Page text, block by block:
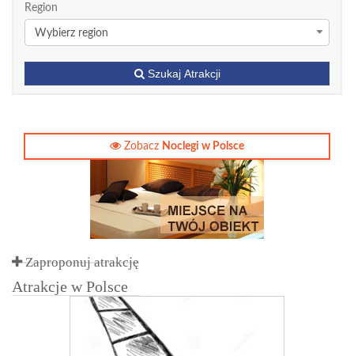
Region
Wybierz region
Szukaj Atrakcji
Zobacz Noclegi w Polsce
Zaproponuj atrakcję
Atrakcje w Polsce